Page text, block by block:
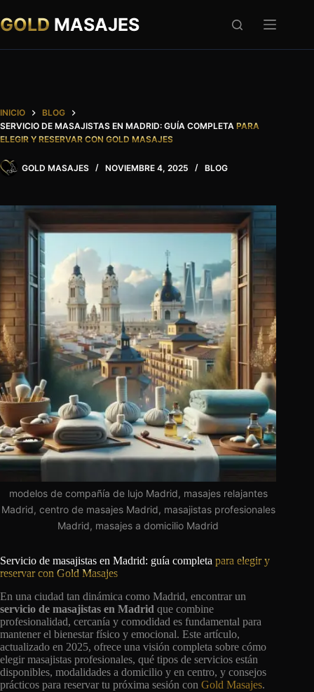
al
contenido
GOLD MASAJES
INICIO
BLOG
SERVICIO DE MASAJISTAS EN MADRID: GUÍA COMPLETA PARA
ELEGIR Y RESERVAR CON GOLD MASAJES
GOLD MASAJES NOVIEMBRE 4, 2025 BLOG
modelos de compañía de lujo Madrid, masajes relajantes
Madrid, centro de masajes Madrid, masajistas profesionales
Madrid, masajes a domicilio Madrid
Servicio de masajistas en Madrid: guía completa para elegir y
reservar con Gold Masajes
En una ciudad tan dinámica como Madrid, encontrar un
servicio de masajistas en Madrid que combine
profesionalidad, cercanía y comodidad es fundamental para
mantener el bienestar físico y emocional. Este artículo,
actualizado en 2025, ofrece una visión completa sobre cómo
elegir masajistas profesionales, qué tipos de servicios están
disponibles, modalidades a domicilio y en centro, y consejos
prácticos para reservar tu próxima sesión con Gold Masajes.